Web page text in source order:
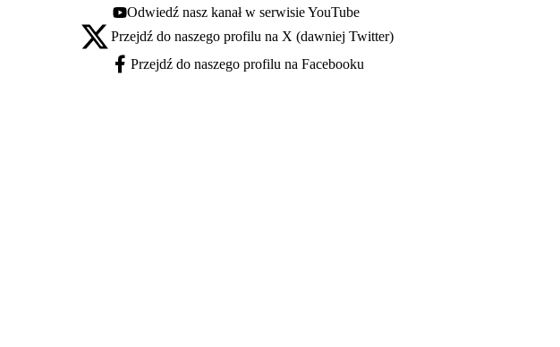
Youtube - otwiera się w nowej karcie
Odwiedź nasz kanał w serwisie YouTube
X - otwiera się w nowej karcie
Przejdź do naszego profilu na X (dawniej Twitter)
Facebook - otwiera się w nowej karcie
Przejdź do naszego profilu na Facebooku